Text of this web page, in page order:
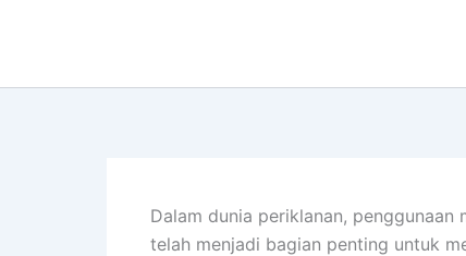
Dalam dunia periklanan,
telah menjadi bagian penting untuk